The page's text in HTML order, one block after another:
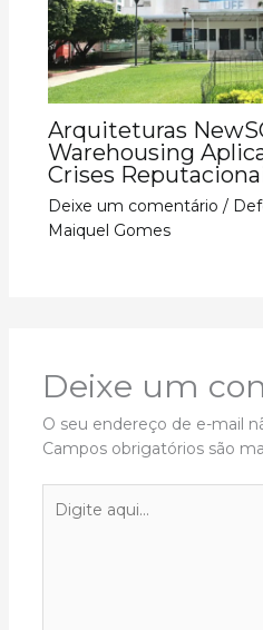
Arquiteturas
Warehousing
Crises
Deixe um comentário /
Maiquel Gomes
Deixe um
O seu endereço de e-mail
Campos obrigatórios são
aqui...